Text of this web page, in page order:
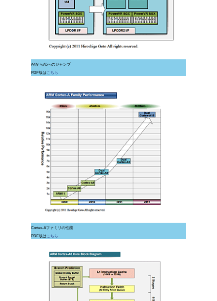
A4からA5へのジャンプ
PDF版は こちら
Cortex-Aファミリの性能
PDF版は こちら